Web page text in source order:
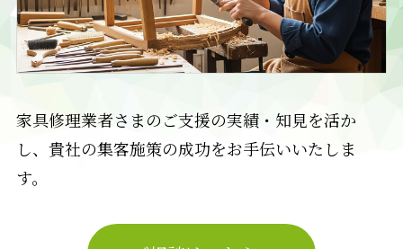
家具修理業者さまのご支援の実績・知見を活か
し、貴社の集客施策の成功をお手伝いいたしま
す。